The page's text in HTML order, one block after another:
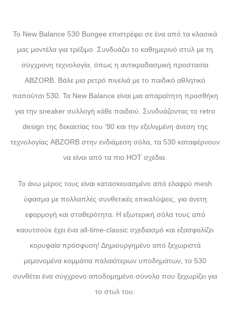
Το New Balance 530 Bungee επιστρέφει σε ένα από τα κλασικά
μας μοντέλα για τρέξιμο. Συνδυάζει το καθημερινό στυλ με τη
σύγχρονη τεχνολογία, όπως η αντικραδασμική προστασία
ABZORB. Βάλε μια ρετρό πινελιά με το παιδικό αθλητικό
παπούτσι 530. Τα New Balance είναι μια απαραίτητη προσθήκη
για την sneaker συλλογή κάθε παιδιού. Συνδυάζοντας το retro
design της δεκαετίας του ’90 και την εξελιγμένη άνεση της
τεχνολογίας ABZORB στην ενδιάμεση σόλα, τα 530 καταφέρνουν
να είναι από τα πιο HOT σχέδια.
Το άνω μέρος τους είναι κατασκευασμένο από ελαφρύ mesh
ύφασμα με πολλαπλές συνθετικές επικαλύψεις, για άνετη
εφαρμογή και σταθερότητα. Η εξωτερική σόλα τους από
καουτσούκ έχει ένα all-time-classic σχεδιασμό και εξασφαλίζει
κορυφαία πρόσφυση! Δημιουργημένο από ξεχωριστά
μεμονομένα κομμάτια παλαιότερων υποδημάτων, το 530
συνθέτει ένα σύγχρονο αποδομημένο σύνολο που ξεχωρίζει για
το στυλ του.